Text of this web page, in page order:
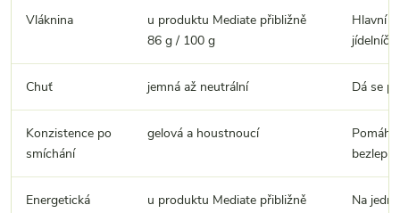
Vláknina
u produktu Mediate přibližně
86 g / 100 g
Hlavní
Chuť jemná až neutrální Dá se
Konzistence po
smíchání
gelová a houstnoucí
Energetická
u produktu Mediate přibližně
Na